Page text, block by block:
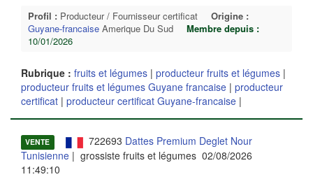
Profil : Producteur / Fournisseur certificat
Origine :
Guyane-francaise Amerique Du Sud
Membre depuis :
10/01/2026
Rubrique : fruits et légumes | producteur fruits et légumes |
producteur fruits et légumes Guyane francaise | producteur
certificat | producteur certificat Guyane-francaise |
VENTE 722693 Dattes Premium Deglet Nour
Tunisienne | grossiste fruits et légumes 02/08/2026
11:49:10